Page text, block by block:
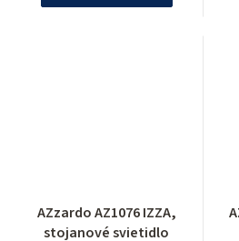
AZzardo AZ1076 IZZA,
stojanové svietidlo